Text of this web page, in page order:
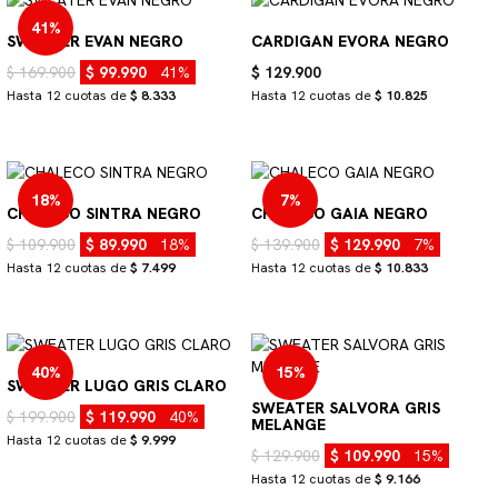
41%
SWEATER EVAN NEGRO
$ 169.900 $ 99.990 41%
Hasta 12 cuotas de$ 8.333
CARDIGAN EVORA NEGRO
$ 129.900
Hasta 12 cuotas de$ 10.825
18%
CHALECO SINTRA NEGRO
$ 109.900 $ 89.990 18%
Hasta 12 cuotas de$ 7.499
7%
CHALECO GAIA NEGRO
$ 139.900 $ 129.990 7%
Hasta 12 cuotas de$ 10.833
40%
SWEATER LUGO GRIS CLARO
$ 199.900 $ 119.990 40%
Hasta 12 cuotas de$ 9.999
15%
SWEATER SALVORA GRIS
MELANGE
$ 129.900 $ 109.990 15%
Hasta 12 cuotas de$ 9.166